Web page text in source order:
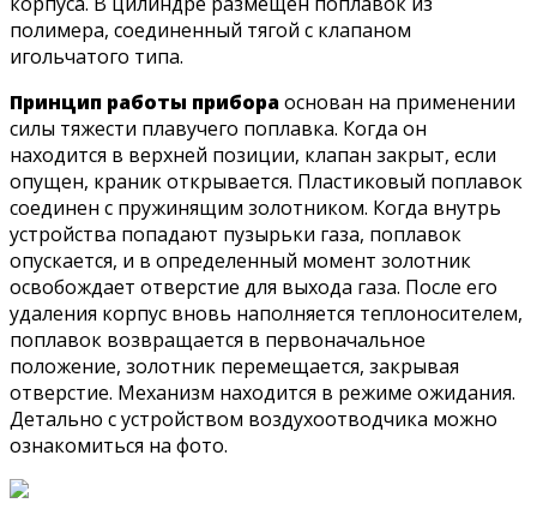
полимера, соединенный тягой с клапаном
игольчатого типа.
Принцип работы прибораоснован на применении
силы тяжести плавучего поплавка. Когда он
находится в верхней позиции, клапан закрыт, если
опущен, краник открывается. Пластиковый поплавок
соединен с пружинящим золотником. Когда внутрь
устройства попадают пузырьки газа, поплавок
опускается, и в определенный момент золотник
освобождает отверстие для выхода газа. После его
удаления корпус вновь наполняется теплоносителем,
поплавок возвращается в первоначальное
положение, золотник перемещается, закрывая
отверстие. Механизм находится в режиме ожидания.
Детально с устройством воздухоотводчика можно
ознакомиться на фото.